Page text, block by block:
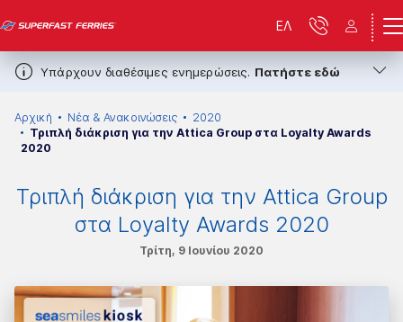
Υπάρχουν διαθέσιμες ενημερώσεις. Πατήστε εδώ
ΕΛ
Αρχική Νέα & Ανακοινώσεις
2020
Τριπλή διάκριση για την Attica Group στα Loyalty Awards
2020
Τριπλή διάκριση για την Attica Group
στα Loyalty Awards 2020
Τρίτη, 9 Ιουνίου 2020